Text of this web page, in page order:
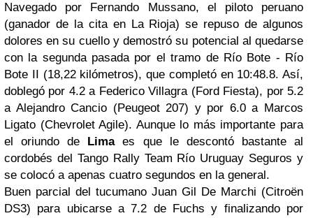
Navegado por Fernando Mussano, el piloto peruano
(ganador de la cita en La Rioja) se repuso de algunos
dolores en su cuello y demostró su potencial al quedarse
con la segunda pasada por el tramo de Río Bote - Río
Bote II (18,22 kilómetros), que completó en 10:48.8. Así,
doblegó por 4.2 a Federico Villagra (Ford Fiesta), por 5.2
a Alejandro Cancio (Peugeot 207) y por 6.0 a Marcos
Ligato (Chevrolet Agile). Aunque lo más importante para
el oriundo de Limaes que le descontó bastante al
cordobés del Tango Rally Team Río Uruguay Seguros y
se colocó a apenas cuatro segundos en la general.
Buen parcial del tucumano Juan Gil De Marchi (Citroën
DS3) para ubicarse a 7.2 de Fuchs y finalizando por